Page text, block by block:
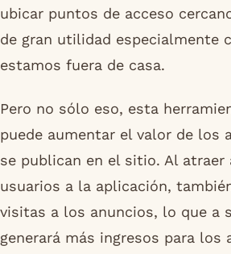
ubicar puntos de acceso
de gran utilidad especialmente
estamos fuera de casa.
Pero no sólo eso, esta
puede aumentar el valor de los
se publican en el sitio. Al atraer
usuarios a la aplicación,
visitas a los anuncios, lo que a
generará más ingresos para los